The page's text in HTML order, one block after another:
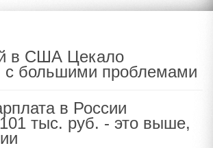
в США Цекало
с большими проблемами
в России
тыс. руб. - это выше,